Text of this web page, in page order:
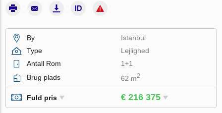
By
Istanbul
Type
Lejlighed
Antall Rom
1+1
Brug plads
62 m2
Fuld pris € 216 375